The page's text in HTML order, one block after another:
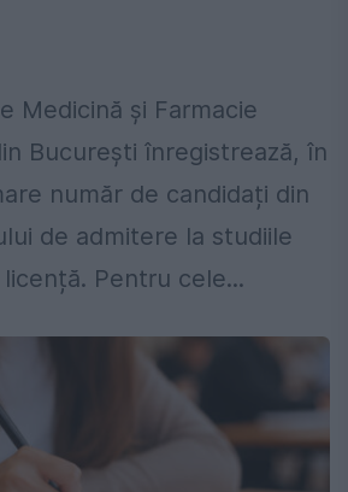
Medicină și Farmacie
București înregistrează, în
număr de candidați din
de admitere la studiile
Pentru cele...